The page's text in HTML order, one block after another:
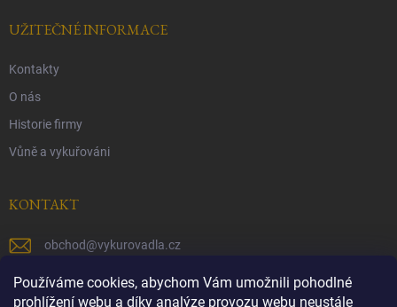
Používáme cookies, abychom Vám umožnili pohodlné
prohlížení webu a díky analýze provozu webu neustále
UŽITEČNÉ INFORMACE
Kontakty
O nás
Historie firmy
Vůně a vykuřováni
KONTAKT
obchod@vykurovadla.cz
+420 603 149 699